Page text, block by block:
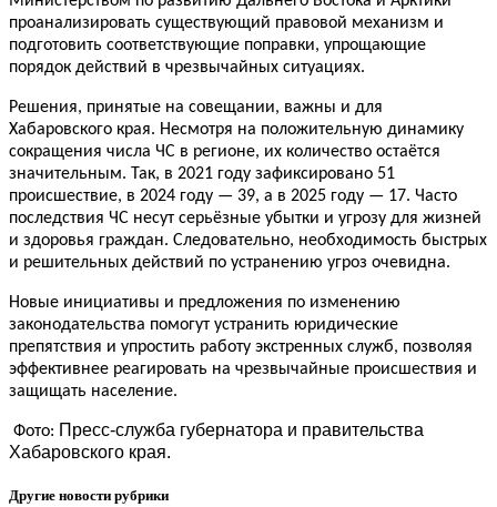
проанализировать существующий правовой механизм и
подготовить соответствующие поправки, упрощающие
порядок действий в чрезвычайных ситуациях.
Решения, принятые на совещании, важны и для
Хабаровского края. Несмотря на положительную динамику
сокращения числа ЧС в регионе, их количество остаётся
значительным. Так, в 2021 году зафиксировано 51
происшествие, в 2024 году — 39, а в 2025 году — 17. Часто
последствия ЧС несут серьёзные убытки и угрозу для жизней
и здоровья граждан. Следовательно, необходимость быстрых
и решительных действий по устранению угроз очевидна.
Новые инициативы и предложения по изменению
законодательства помогут устранить юридические
препятствия и упростить работу экстренных служб, позволяя
эффективнее реагировать на чрезвычайные происшествия и
защищать население.
Фото: Пресс-служба губернатора и правительства
Хабаровского края.
Другие новости рубрики